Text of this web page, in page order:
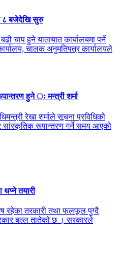
८ बजेदेखि सुरु
चाप हुने यातायात कार्यालयमा पर्ने
चालक अनुमतिपत्र कार्यालयले
हुने ः मन्त्री शर्मा
रेखा शर्माले सूचना प्रविधिको
सांस्कृतिक रूपान्तरण गर्ने समय आएको
थप्ने तयारी
रहेका तरकारी तथा फलफूल पुग्दै
बल्ल तातेको छ । सरकारले